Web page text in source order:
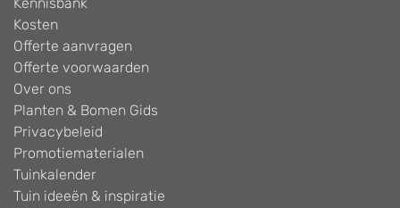
Kosten
Offerte aanvragen
Offerte voorwaarden
Over ons
Planten & Bomen Gids
Privacybeleid
Promotiematerialen
Tuinkalender
Tuin ideeën & inspiratie